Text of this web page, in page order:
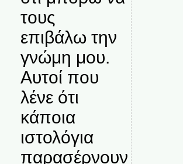
τους
επιβάλω την
γνώμη μου.
Αυτοί που
λένε ότι
κάποια
ιστολόγια
παρασέρνουν